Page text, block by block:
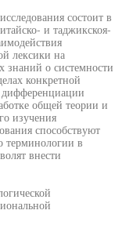
состоит в
и таджикскоя-
лексики на
знаний о системности
конкретной
дифференциации
общей теории и
изучения
способствуют
терминологии в
внести